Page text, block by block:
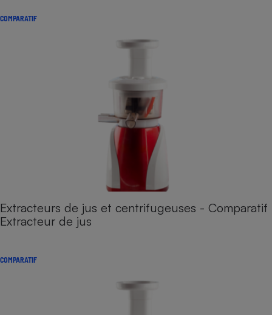
COMPARATIF
Extracteurs de jus et centrifugeuses - Comparatif
Extracteur de jus
COMPARATIF